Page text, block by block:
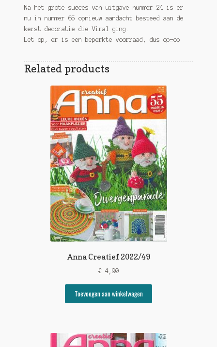
Na het grote succes van uitgave nummer 24 is er
nu in nummer 65 opnieuw aandacht besteed aan de
kerst decoratie die Viral ging.
Let op, er is een beperkte voorraad, dus op=op
Related products
Anna Creatief 2022/49
€ 4,90
Toevoegen aan winkelwagen